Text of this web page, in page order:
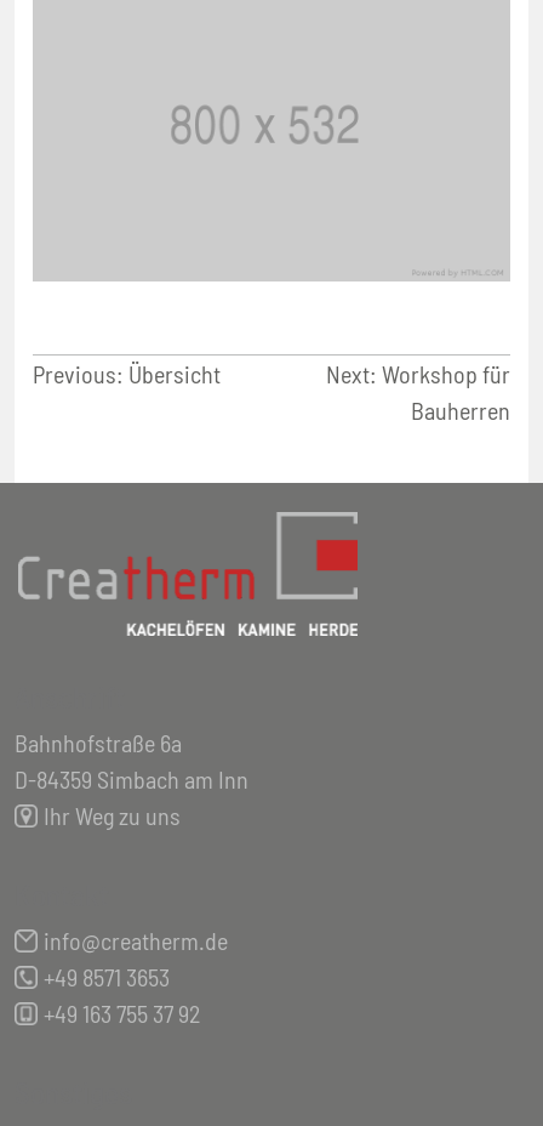
Beitragsnavigation
Previous: Übersicht Next: Workshop für
Bauherren
Bahnhofstraße 6a
D-84359 Simbach am Inn
Ihr Weg zu uns
info@creatherm.de
+49 8571 3653
+49 163 755 37 92